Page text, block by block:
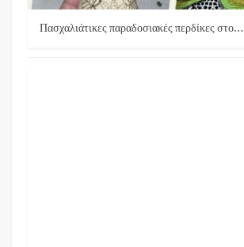
Πασχαλιάτικες παραδοσιακές περδίκες στο…